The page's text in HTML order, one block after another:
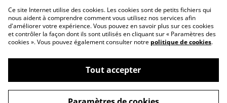
Confidentialité
Cookies
FAQ
©2026Atelier Woabo
Ce site Internet utilise des cookies. Les cookies sont de petits fichiers qui
nous aident à comprendre comment vous utilisez nos services afin
d'améliorer votre expérience. Vous pouvez en savoir plus sur ces cookies
et contrôler la façon dont ils sont utilisés en cliquant sur « Paramètres des
cookies ». Vous pouvez également consulter notre politique de cookies.
Tout accepter